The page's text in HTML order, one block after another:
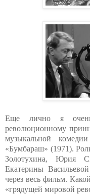
Еще лично я
революционному
музыкальной
«Бумбараш» (1971).
Золотухина, Юрия
Екатерины
через весь фильм.
«грядущей мировой